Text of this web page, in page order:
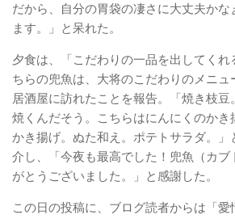
だから、自分の胃袋の凄さに大丈夫かな
ます。」と呆れた。
夕食は、「こだわりの一品を出してく
ちらの兜魚は、大将のこだわりのメニュ
居酒屋に訪れたことを報告。「焼き枝豆
焼くんだそう。こちらはにんにくのかき
かき揚げ。ぬた和え。ポテトサラダ。」
介し、「今夜も最高でした！兜魚（カブ
がとうございました。」と感謝した。
この日の投稿に、ブログ読者からは「